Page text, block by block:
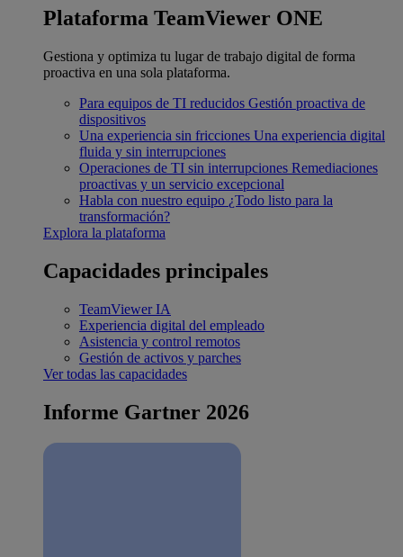
Plataforma TeamViewer ONE
Gestiona y optimiza tu lugar de trabajo digital de forma
proactiva en una sola plataforma.
Para equipos de TI reducidos Gestión proactiva de
dispositivos
Una experiencia sin fricciones Una experiencia digital
fluida y sin interrupciones
Operaciones de TI sin interrupciones Remediaciones
proactivas y un servicio excepcional
Habla con nuestro equipo ¿Todo listo para la
transformación?
Explora la plataforma
Capacidades principales
TeamViewer IA
Experiencia digital del empleado
Asistencia y control remotos
Gestión de activos y parches
Ver todas las capacidades
Informe Gartner 2026